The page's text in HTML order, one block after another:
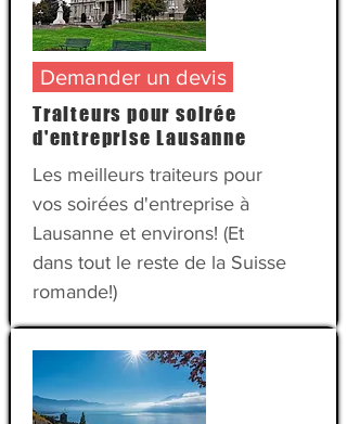
Demander un devis
Traiteurs pour soirée
d'entreprise Lausanne
Les meilleurs traiteurs pour
vos soirées d'entreprise à
Lausanne et environs! (Et
dans tout le reste de la Suisse
romande!)